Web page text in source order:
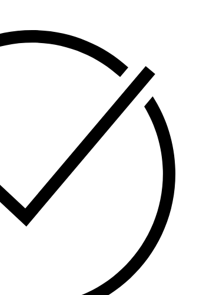
განსათავსებლად. “A” სერიის
და პროფესიონალური
მონაცემთა ცენტრებისა და
ენერგო-რეზერვისთვის.